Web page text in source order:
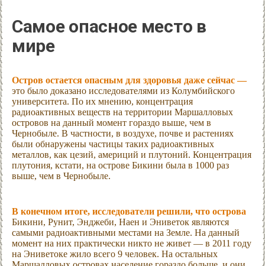
Самое опасное место в
мире
Остров остается опасным для здоровья даже сейчас —
это было доказано исследователями из Колумбийского
университета. По их мнению, концентрация
радиоактивных веществ на территории Маршалловых
островов на данный момент гораздо выше, чем в
Чернобыле. В частности, в воздухе, почве и растениях
были обнаружены частицы таких радиоактивных
металлов, как цезий, америций и плутоний. Концентрация
плутония, кстати, на острове Бикини была в 1000 раз
выше, чем в Чернобыле.
В конечном итоге, исследователи решили, что острова
Бикини, Рунит, Энджеби, Наен и Эниветок являются
самыми радиоактивными местами на Земле. На данный
момент на них практически никто не живет — в 2011 году
на Эниветоке жило всего 9 человек. На остальных